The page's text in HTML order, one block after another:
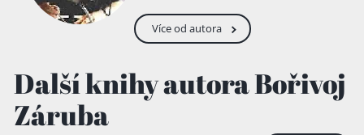
Více od autora
Další knihy autora Bořivoj
Záruba